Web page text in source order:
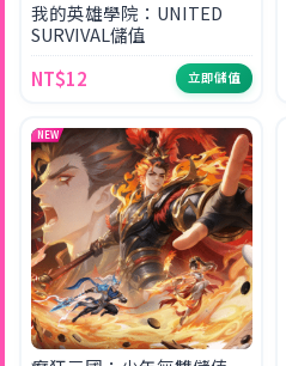
我的英雄學院：UNITED
SURVIVAL儲值
NT$12
立即儲值
NEW